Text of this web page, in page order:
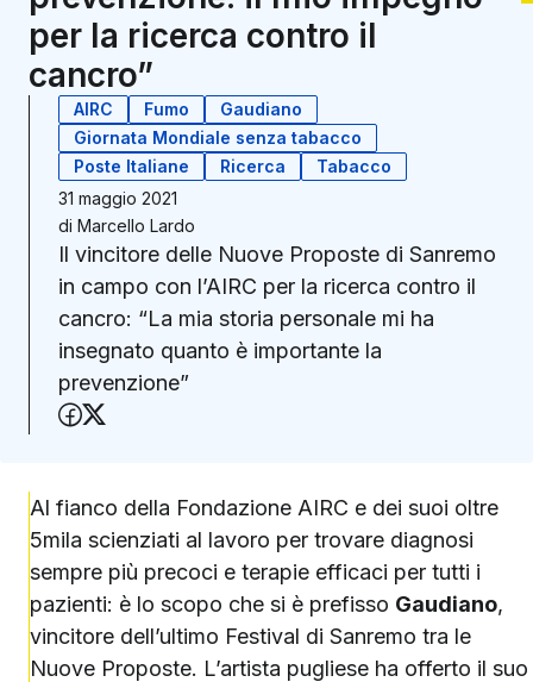
per la ricerca contro il
cancro”
AIRC Fumo
Gaudiano
Giornata Mondiale senza tabacco
Poste Italiane
Ricerca
Tabacco
31 maggio 2021
di Marcello Lardo
Il vincitore delle Nuove Proposte di Sanremo
in campo con l’AIRC per la ricerca contro il
cancro: “La mia storia personale mi ha
insegnato quanto è importante la
prevenzione”
Condividi su Facebook
Al fianco della Fondazione AIRC e dei suoi oltre
5mila scienziati al lavoro per trovare diagnosi
sempre più precoci e terapie efficaci per tutti i
pazienti: è lo scopo che si è prefisso Gaudiano,
vincitore dell’ultimo Festival di Sanremo tra le
Nuove Proposte. L’artista pugliese ha offerto il suo